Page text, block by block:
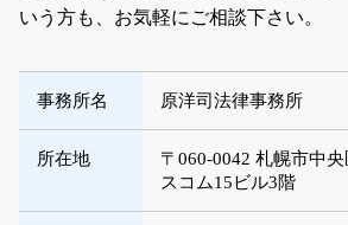
いう方も、お気軽にご相談下さい。
事務所名 原洋司法律事務所
所在地
〒060-0042 札幌市中
スコム15ビル3階